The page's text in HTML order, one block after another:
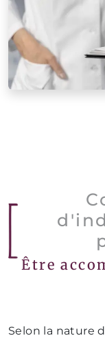
Être
Selon la nature